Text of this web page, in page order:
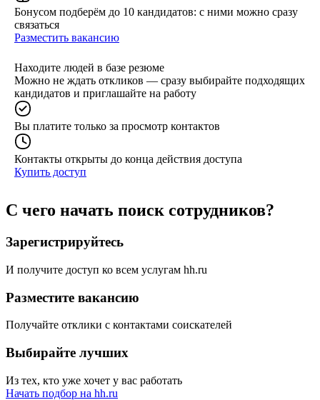
Бонусом подберём до 10 кандидатов: с ними можно сразу
связаться
Разместить вакансию
Находите людей в базе резюме
Можно не ждать откликов — сразу выбирайте подходящих
кандидатов и приглашайте на работу
Вы платите только за просмотр контактов
Контакты открыты до конца действия доступа
Купить доступ
С чего начать поиск сотрудников?
Зарегистрируйтесь
И получите доступ ко всем услугам hh.ru
Разместите вакансию
Получайте отклики с контактами соискателей
Выбирайте лучших
Из тех, кто уже хочет у вас работать
Начать подбор на hh.ru